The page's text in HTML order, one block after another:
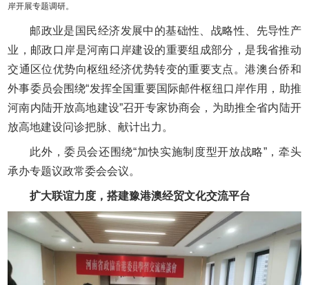
岸开展专题调研。
邮政业是国民经济发展中的基础性、战略性、先导性产
业，邮政口岸是河南口岸建设的重要组成部分，是我省推动
交通区位优势向枢纽经济优势转变的重要支点。港澳台侨和
外事委员会围绕“发挥全国重要国际邮件枢纽口岸作用，助推
河南内陆开放高地建设”召开专家协商会，为助推全省内陆开
放高地建设问诊把脉、献计出力。
此外，委员会还围绕“加快实施制度型开放战略”，牵头
承办专题议政常委会会议。
扩大联谊力度，搭建豫港澳经贸文化交流平台